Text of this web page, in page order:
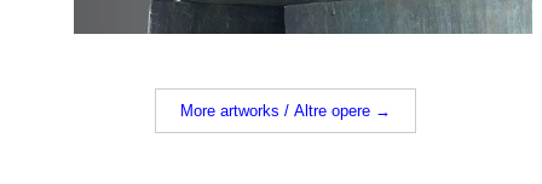
More artworks / Altre opere →